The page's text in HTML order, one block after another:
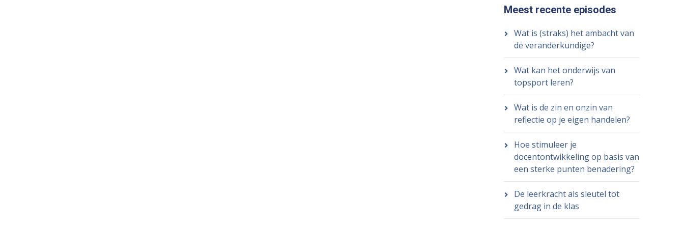
Meest recente episodes
Wat is (straks) het ambacht van
de veranderkundige?
Wat kan het onderwijs van
topsport leren?
Wat is de zin en onzin van
reflectie op je eigen handelen?
Hoe stimuleer je
docentontwikkeling op basis van
een sterke punten benadering?
De leerkracht als sleutel tot
gedrag in de klas